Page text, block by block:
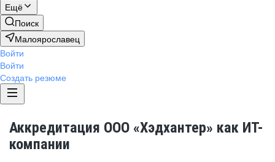
Ещё
Поиск
Малоярославец
Войти
Войти
Создать резюме
Аккредитация ООО «Хэдхантер» как ИТ-
компании